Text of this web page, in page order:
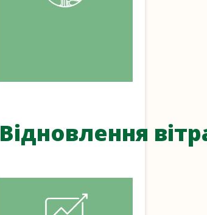
Відновлення